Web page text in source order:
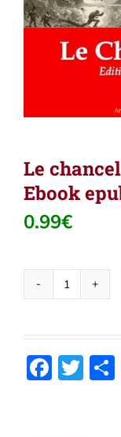
Le
Ebook
0.99€
quantité
(Jules
Verne)